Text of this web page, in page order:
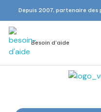
Depuis 2007, partenaire
Besoin d’aide
Veto Chirurgical